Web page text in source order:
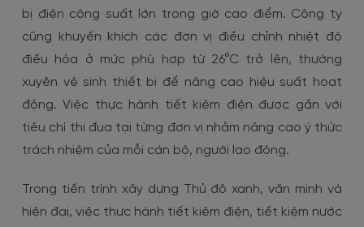
bị điện công suất lớn trong giờ cao điểm. Công ty
cũng khuyến khích các đơn vị điều chỉnh nhiệt độ
điều hòa ở mức phù hợp từ 26°C trở lên, thường
xuyên vệ sinh thiết bị để nâng cao hiệu suất hoạt
động. Việc thực hành tiết kiệm điện được gắn với
tiêu chí thi đua tại từng đơn vị nhằm nâng cao ý thức
trách nhiệm của mỗi cán bộ, người lao động.
Trong tiến trình xây dựng Thủ đô xanh, văn minh và
hiện đại, việc thực hành tiết kiệm điện, tiết kiệm nước